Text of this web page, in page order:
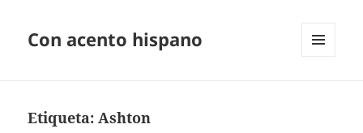
Con acento hispano
Etiqueta:Ashton